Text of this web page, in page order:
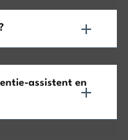
assistent en